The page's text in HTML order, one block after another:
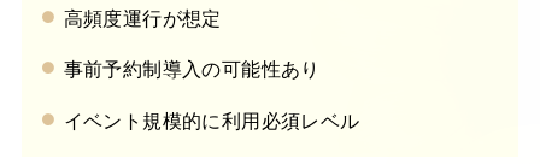
高頻度運行が想定
事前予約制導入の可能性あり
イベント規模的に利用必須レベル